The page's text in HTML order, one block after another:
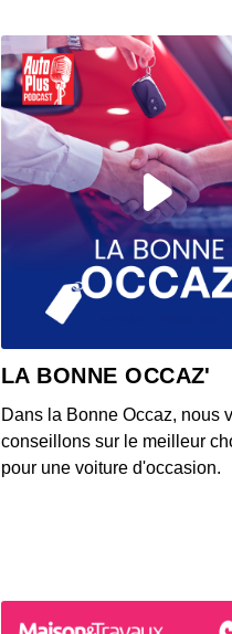
À
Face
00:03:14
Ce
00:02:26
Voici
LA BONNE OCCAZ'
Dans la Bonne Occaz, nous
conseillons sur le meilleur
pour une voiture d'occasion.